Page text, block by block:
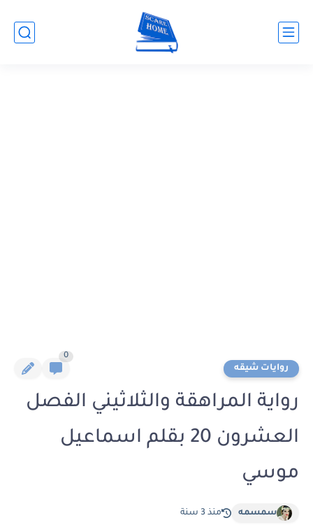
روايات شيقه
0
رواية المراهقة والثلاثيني الفصل
العشرون 20 بقلم اسماعيل
موسي
سمسمه منذ 3 سنة